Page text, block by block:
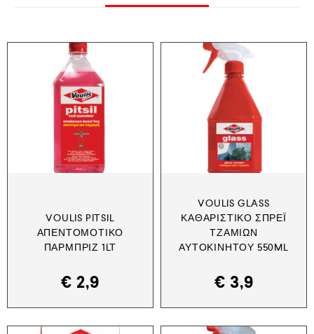
VOULIS PITSIL
ΑΠΕΝΤΟΜΟΤΙΚΌ
ΠΑΡΜΠΡΊΖ 1LT
€ 2,9
VOULIS GLASS
ΚΑΘΑΡΙΣΤΙΚΌ ΣΠΡΈΙ
ΤΖΑΜΙΏΝ
ΑΥΤΟΚΙΝΉΤΟΥ 550ML
€ 3,9